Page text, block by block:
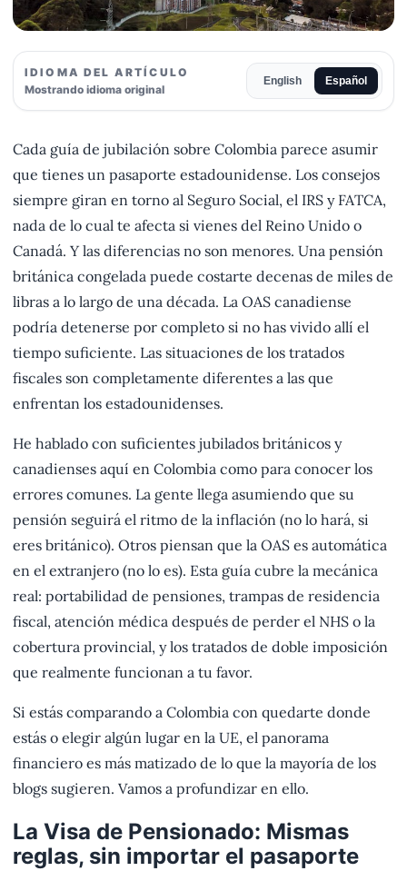
IDIOMA DEL ARTÍCULO
Mostrando idioma original
English Español
Cada guía de jubilación sobre Colombia parece asumir
que tienes un pasaporte estadounidense. Los consejos
siempre giran en torno al Seguro Social, el IRS y FATCA,
nada de lo cual te afecta si vienes del Reino Unido o
Canadá. Y las diferencias no son menores. Una pensión
británica congelada puede costarte decenas de miles de
libras a lo largo de una década. La OAS canadiense
podría detenerse por completo si no has vivido allí el
tiempo suficiente. Las situaciones de los tratados
fiscales son completamente diferentes a las que
enfrentan los estadounidenses.
He hablado con suficientes jubilados británicos y
canadienses aquí en Colombia como para conocer los
errores comunes. La gente llega asumiendo que su
pensión seguirá el ritmo de la inflación (no lo hará, si
eres británico). Otros piensan que la OAS es automática
en el extranjero (no lo es). Esta guía cubre la mecánica
real: portabilidad de pensiones, trampas de residencia
fiscal, atención médica después de perder el NHS o la
cobertura provincial, y los tratados de doble imposición
que realmente funcionan a tu favor.
Si estás comparando a Colombia con quedarte donde
estás o elegir algún lugar en la UE, el panorama
financiero es más matizado de lo que la mayoría de los
blogs sugieren. Vamos a profundizar en ello.
La Visa de Pensionado: Mismas
reglas, sin importar el pasaporte